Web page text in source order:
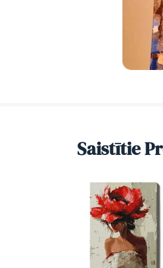
Saistītie